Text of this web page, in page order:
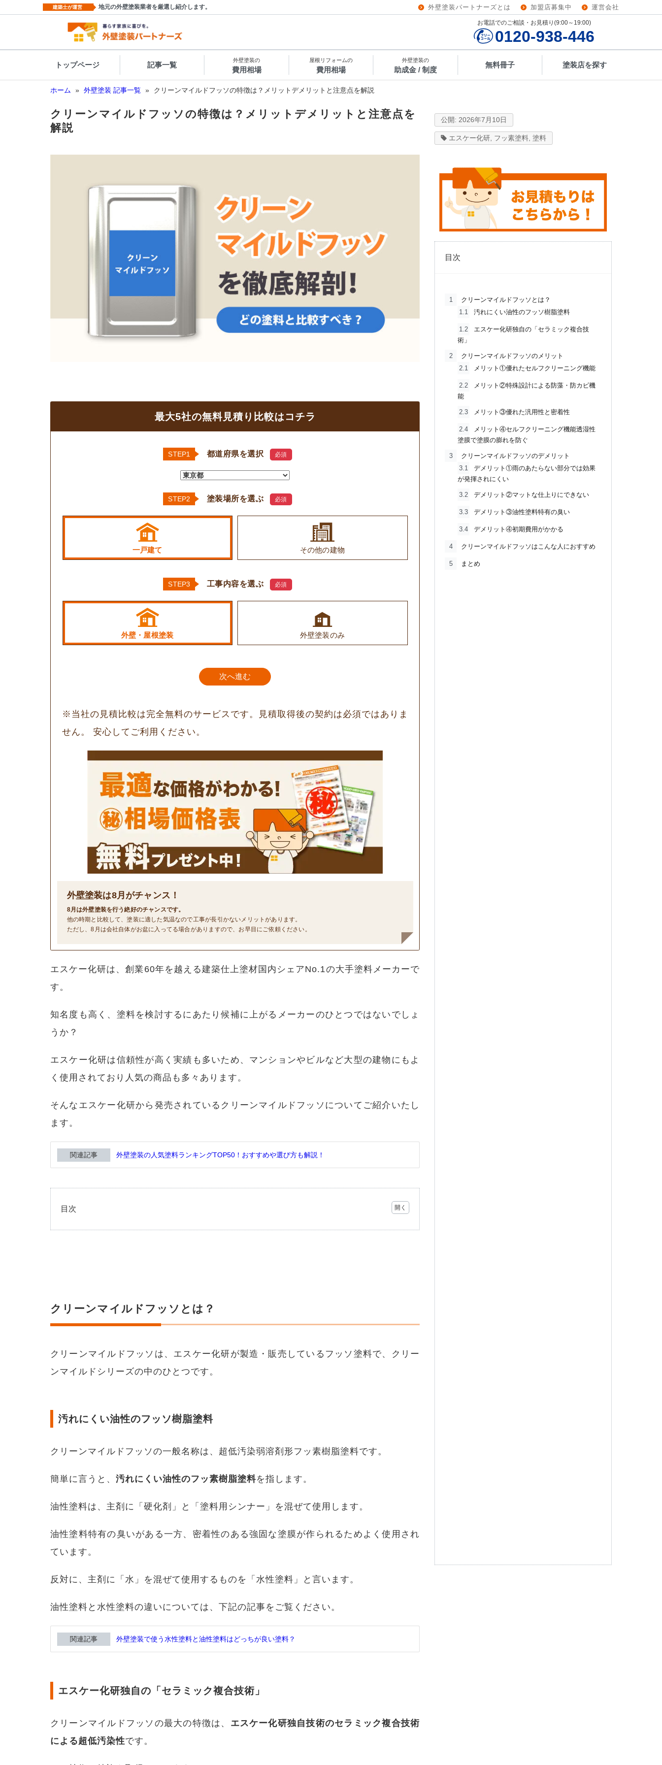
建築士が運営 地元の外壁塗装業者を厳選し紹介します。 外壁塗装パートナーズとは 加盟店募集中 運営会社
お電話でのご相談・お見積り(9:00～19:00)
0120-938-446
トップページ 記事一覧
外壁塗装の
費用相場
屋根リフォームの
費用相場
外壁塗装の
助成金 / 制度
無料冊子 塗装店を探す
ホーム » 外壁塗装 記事一覧 » クリーンマイルドフッソの特徴は？メリットデメリットと注意点を解説
クリーンマイルドフッソの特徴は？メリットデメリットと注意点を
解説
最大5社の無料見積り比較はコチラ
STEP1 都道府県を選択 必須
STEP2 塗装場所を選ぶ 必須
一戸建て その他の建物
STEP3 工事内容を選ぶ 必須
外壁・屋根塗装 外壁塗装のみ
次へ進む
※当社の見積比較は完全無料のサービスです。見積取得後の契約は必須ではありま
せん。 安心してご利用ください。
外壁塗装は8月がチャンス！
8月は外壁塗装を行う絶好のチャンスです。
他の時期と比較して、塗装に適した気温なので工事が長引かないメリットがあります。
ただし、8月は会社自体がお盆に入ってる場合がありますので、お早目にご依頼ください。
エスケー化研は、創業60年を越える建築仕上塗材国内シェアNo.1の大手塗料メーカーで
す。
知名度も高く、塗料を検討するにあたり候補に上がるメーカーのひとつではないでしょ
うか？
エスケー化研は信頼性が高く実績も多いため、マンションやビルなど大型の建物にもよ
く使用されており人気の商品も多々あります。
そんなエスケー化研から発売されているクリーンマイルドフッソについてご紹介いたし
ます。
関連記事 外壁塗装の人気塗料ランキングTOP50！おすすめや選び方も解説！
目次
クリ
1.1
フッ
ソ樹
脂塗
ケー
の
ック
術」
クリ
マイ
ソの
ット
①優
リー
ニン
2.2
メリ
クリーンマイルドフッソとは？
クリーンマイルドフッソは、エスケー化研が製造・販売しているフッソ塗料で、クリー
ンマイルドシリーズの中のひとつです。
汚れにくい油性のフッソ樹脂塗料
クリーンマイルドフッソの一般名称は、超低汚染弱溶剤形フッ素樹脂塗料です。
簡単に言うと、 汚れにくい油性のフッ素樹脂塗料を指します。
油性塗料は、主剤に「硬化剤」と「塗料用シンナー」を混ぜて使用します。
油性塗料特有の臭いがある一方、密着性のある強固な塗膜が作られるためよく使用され
ています。
反対に、主剤に「水」を混ぜて使用するものを「水性塗料」と言います。
油性塗料と水性塗料の違いについては、下記の記事をご覧ください。
関連記事 外壁塗装で使う水性塗料と油性塗料はどっちが良い塗料？
エスケー化研独自の「セラミック複合技術」
クリーンマイルドフッソの最大の特徴は、 エスケー化研独自技術のセラミック複合技術
による超低汚染性です。
2026年7月10日
エスケー化研 フッ素塗料 塗料
目次
1
クリーンマイルドフッソとは？
1.1
汚れにくい油性のフッソ樹脂塗料
1.2
エスケー化研独自の「セラミック複合技
術」
2
クリーンマイルドフッソのメリット
2.1
メリット①優れたセルフクリーニング機能
2.2
メリット②特殊設計による防藻・防カビ機
能
2.3 メリット③優れた汎用性と密着性
2.4
メリット④セルフクリーニング機能透湿性
塗膜で塗膜の膨れを防ぐ
3
クリーンマイルドフッソのデメリット
3.1
デメリット①雨のあたらない部分では効果
が発揮されにくい
3.2 デメリット②マットな仕上りにできない
3.3 デメリット③油性塗料特有の臭い
3.4 デメリット④初期費用がかかる
4 クリーンマイルドフッソはこんな人におすすめ
5 まとめ